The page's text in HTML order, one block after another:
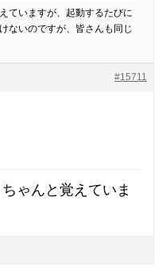
ていますが、起動するたびに
ないのですが、皆さんも同じ
#15711
ゃんと覚えていま